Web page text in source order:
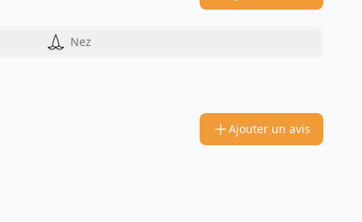
Nez
Ajouter un avis